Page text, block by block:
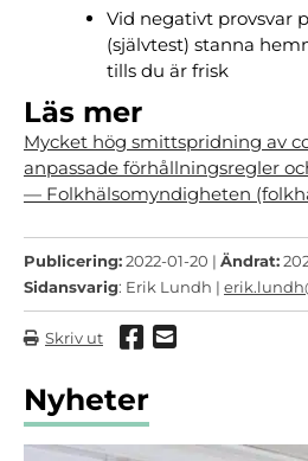
Vid negativt provsvar
(självtest) stanna
tills du är frisk
Läs mer
Mycket hög smittspridning av
anpassade förhållningsregler
— Folkhälsomyndigheten
Publicering:2022-01-20 | Ändrat:
Sidansvarig: Erik Lundh |
Skriv ut Dela via
Dela via
Nyheter